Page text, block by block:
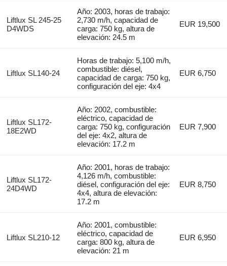
Liftlux SL 245-25
D4WDS
Año: 2003, horas de trabajo:
2,730 m/h, capacidad de
carga: 750 kg, altura de
elevación: 24.5 m
EUR 19,500
Liftlux SL140-24
Horas de trabajo: 5,100 m/h,
combustible: diésel,
capacidad de carga: 750 kg,
configuración del eje: 4x4
EUR 6,750
Liftlux SL172-
18E2WD
Año: 2002, combustible:
eléctrico, capacidad de
carga: 750 kg, configuración
del eje: 4x2, altura de
elevación: 17.2 m
EUR 7,900
Liftlux SL172-
24D4WD
Año: 2001, horas de trabajo:
4,126 m/h, combustible:
diésel, configuración del eje:
4x4, altura de elevación:
17.2 m
EUR 8,750
Liftlux SL210-12
Año: 2001, combustible:
eléctrico, capacidad de
carga: 800 kg, altura de
elevación: 21 m
EUR 6,950